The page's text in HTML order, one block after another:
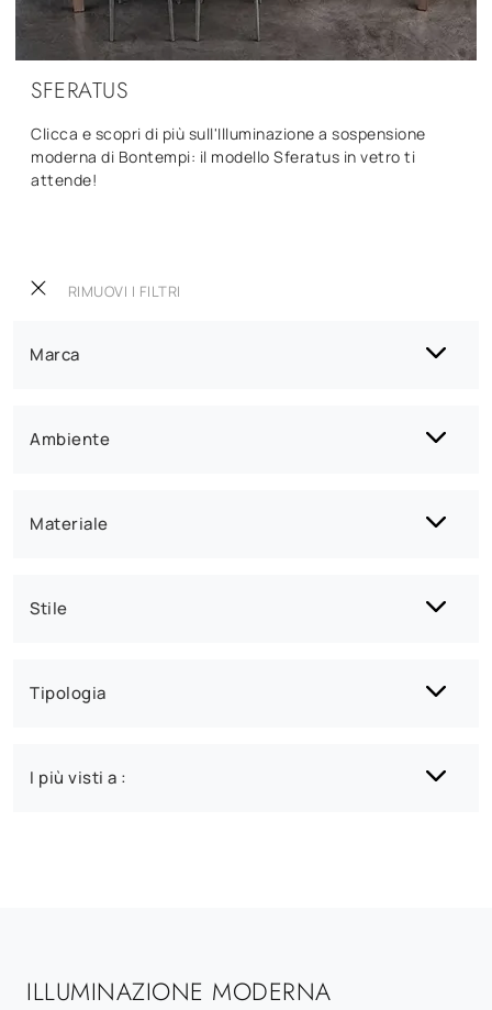
RIMUOVI I FILTRI
Marca
Ambiente
Materiale
Stile
Tipologia
I più visti a :
SFERATUS
Clicca e scopri di più sull'Illuminazione a sospensione
moderna di Bontempi: il modello Sferatus in vetro ti
attende!
ILLUMINAZIONE MODERNA